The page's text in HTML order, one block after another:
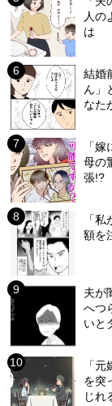
人の
は
結婚
ん」
なた
「
母の
張!?
「
額を
夫が
へつ
いと
「
を突
じれ